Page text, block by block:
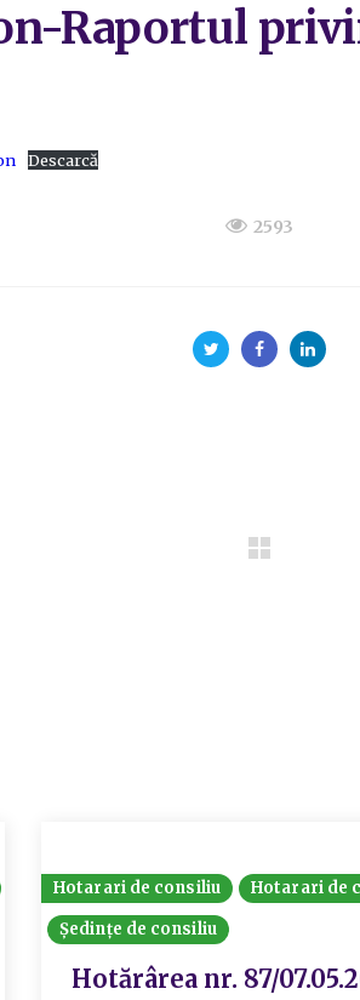
Raportul
Descarcă
2593
Hotarari de consiliu
Hotarari de
Ședințe de consiliu
Hotărârea nr. 87/